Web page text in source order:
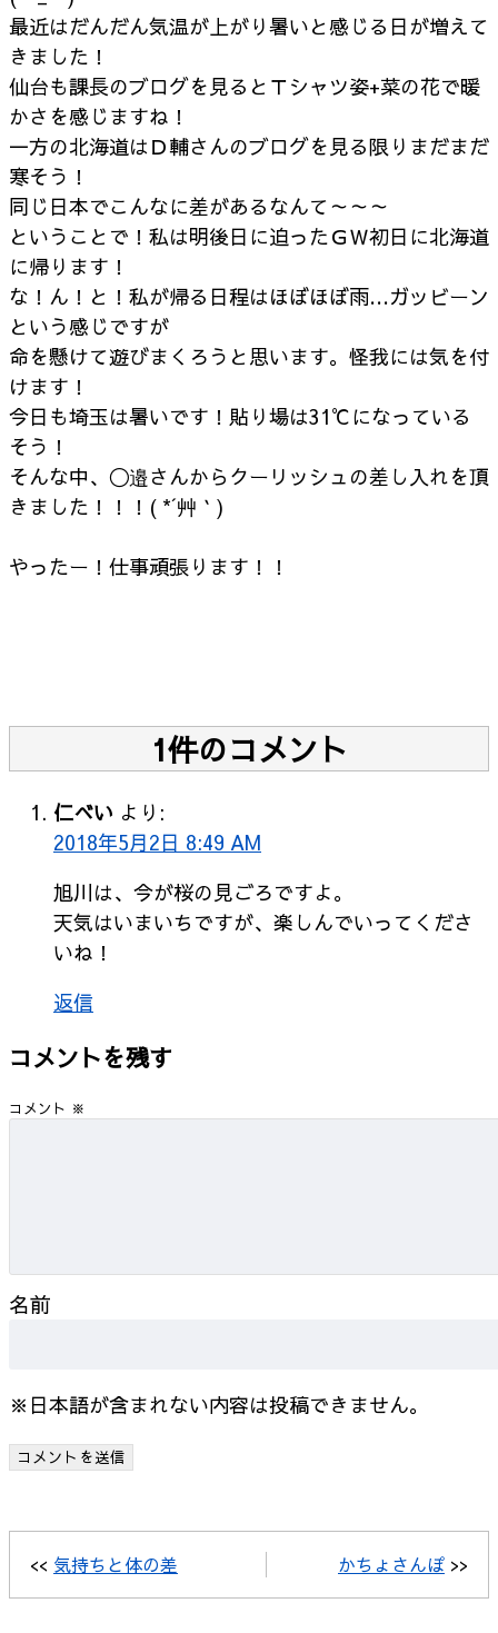
最近はだんだん気温が上がり暑いと感じる日が増えて
きました！
仙台も課長のブログを見るとＴシャツ姿+菜の花で暖
かさを感じますね！
一方の北海道はＤ輔さんのブログを見る限りまだまだ
寒そう！
同じ日本でこんなに差があるなんて～～～
ということで！私は明後日に迫ったＧＷ初日に北海道
に帰ります！
な！ん！と！私が帰る日程はほぼほぼ雨…ガッビーン
という感じですが
命を懸けて遊びまくろうと思います。怪我には気を付
けます！
今日も埼玉は暑いです！貼り場は31℃になっている
そう！
そんな中、〇邉さんからクーリッシュの差し入れを頂
きました！！！( *´艸｀)
やったー！仕事頑張ります！！
1件のコメント
仁べい より:
2018年5月2日 8:49 AM
旭川は、今が桜の見ごろですよ。
天気はいまいちですが、楽しんでいってくださ
いね！
返信
コメントを残す
コメント ※
名前
※日本語が含まれない内容は投稿できません。
<< 気持ちと体の差 かちょさんぽ >>